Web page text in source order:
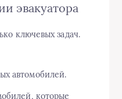
эвакуатора
ключевых задач.
автомобилей.
которые